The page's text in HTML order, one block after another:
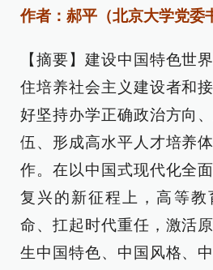
作者：郝平（北京大学党委
【摘要】建设中国特色世
住培养社会主义建设者和
好坚持办学正确政治方向
伍、形成高水平人才培养
作。在以中国式现代化全
复兴的新征程上，高等教
命、扛起时代重任，激活
生中国特色、中国风格、